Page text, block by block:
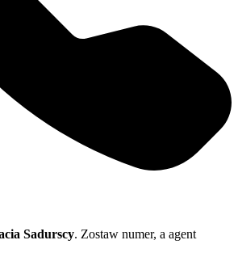
Sadurscy. Zostaw numer, a agent